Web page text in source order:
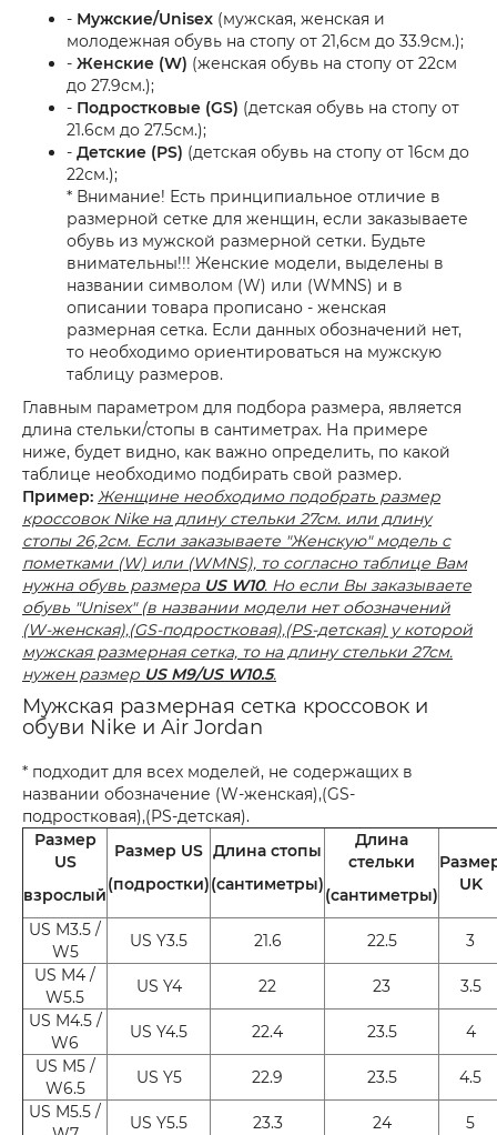
- Мужские/Unisex (мужская, женская и
молодежная обувь на стопу от 21,6см до 33.9см.);
- Женские (W) (женская обувь на стопу от 22см
до 27.9см.);
- Подростковые (GS) (детская обувь на стопу от
21.6см до 27.5см.);
- Детские (PS) (детская обувь на стопу от 16см до
22см.);
* Внимание! Есть принципиальное отличие в
размерной сетке для женщин, если заказываете
обувь из мужской размерной сетки. Будьте
внимательны!!! Женские модели, выделены в
названии символом (W) или (WMNS) и в
описании товара прописано - женская
размерная сетка. Если данных обозначений нет,
то необходимо ориентироваться на мужскую
таблицу размеров.
Главным параметром для подбора размера, является
длина стельки/стопы в сантиметрах. На примере
ниже, будет видно, как важно определить, по какой
таблице необходимо подбирать свой размер.
Пример: Женщине необходимо подобрать размер
кроссовок Nike на длину стельки 27см. или длину
стопы 26,2см. Если заказываете "Женскую" модель с
пометками (W) или (WMNS), то согласно таблице Вам
нужна обувь размера US W10. Но если Вы заказываете
обувь "Unisex" (в названии модели нет обозначений
(W-женская),(GS-подростковая),(PS-детская) у которой
мужская размерная сетка, то на длину стельки 27см.
нужен размер US M9/US W10.5.
Мужская размерная сетка кроссовок и
обуви Nike и Air Jordan
* подходит для всех моделей, не содержащих в
названии обозначение (W-женская),(GS-
подростковая),(PS-детская).
Размер
US
взрослый
Размер US
(подростки)
Длина стопы
(сантиметры)
Длина
стельки
(сантиметры)
UK
US M3.5 /
W5
US Y3.5 21.6 22.5
3
US M4 /
W5.5
US Y4 22 23
3.5
US M4.5 /
W6
US Y4.5 22.4 23.5
4
US M5 /
W6.5
US Y5 22.9 23.5
4.5
US M5.5 /
US Y5.5 23.3 24
5